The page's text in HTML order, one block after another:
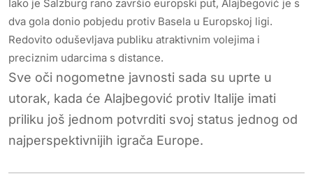
Iako je Salzburg rano završio europski put, Alajbegović je s
dva gola donio pobjedu protiv Basela u Europskoj ligi.
Redovito oduševljava publiku atraktivnim volejima i
preciznim udarcima s distance.
Sve oči nogometne javnosti sada su uprte u
utorak, kada će Alajbegović protiv Italije imati
priliku još jednom potvrditi svoj status jednog od
najperspektivnijih igrača Europe.